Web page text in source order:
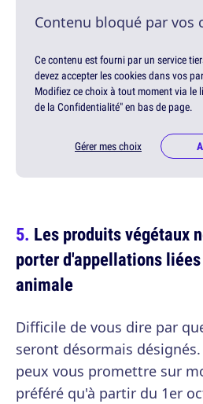
Contenu bloqué par vos
Ce contenu est fourni par un service
devez accepter les cookies dans vos
Modifiez ce choix à tout moment via le
de la Confidentialité" en bas de page.
Gérer mes choix
Les produits végétaux
porter d'appellations
animale
Difficile de vous dire par
seront désormais
peux vous promettre sur
préféré qu'à partir du 1er